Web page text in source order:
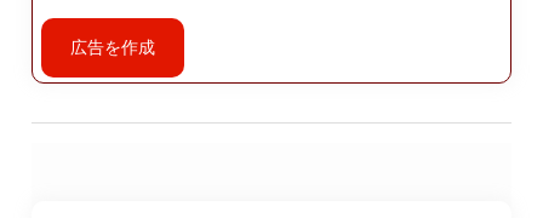
バルケスィル歴史時計塔: バルケスィルの市内中心
部に位置します。 バルケスィルの歴史ある時計塔
は、 19世紀に戻ります。頂上に登ってパノラマの
景色を眺めましょう 市。
広告を作成